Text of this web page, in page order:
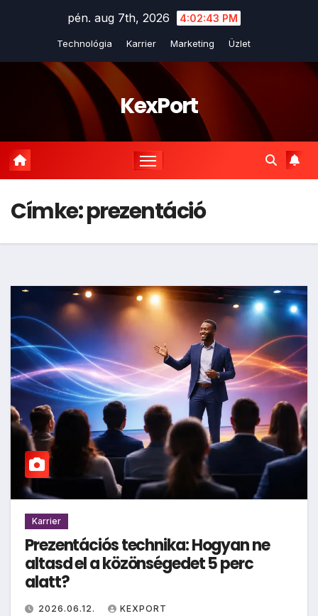
pén. aug 7th, 2026 4:02:43 PM
Technológia Karrier Marketing Üzlet
KexPort
Címke:prezentáció
Karrier
Prezentációs technika: Hogyan ne
altasd el a közönségedet 5 perc
alatt?
2026.06.12. KEXPORT